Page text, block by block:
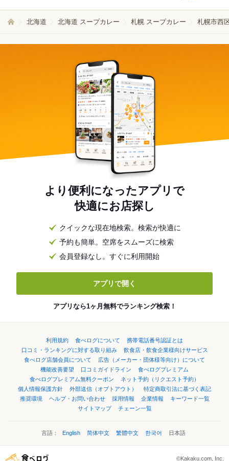
北海道 北海道 スープカレー 札幌 スープカレー 札幌市西
より便利になったアプリで
快適にお店探し
クイックな現在地検索。検索が快適に
予約も簡単。空席をスムーズに検索
会員登録なし。すぐに利用開始
アプリで開く
アプリなら1ヶ月無料でランキング検索！
利用規約 食べログについて
携帯電話番号認証とは
口コミ・ランキングに対する取り組み
飲食店・飲食企業様向けサービス
食べログ店舗会員について
広告（メーカー・団体様等向け）について
機能改善要望
口コミガイドライン
食べログプレミアム
食べログプレミアム無料クーポン
ネット予約（リクエスト予約）
個人情報保護方針
外部送信（オプトアウト）
特定商取引法に基づく表記
推奨環境
ヘルプ・お問い合わせ 採用情報 企業情報
キーワード一覧
サイトマップ
チェーン一覧
言語： English 简体中文 繁體中文 한국어 日本語
©Kakaku.com, Inc.